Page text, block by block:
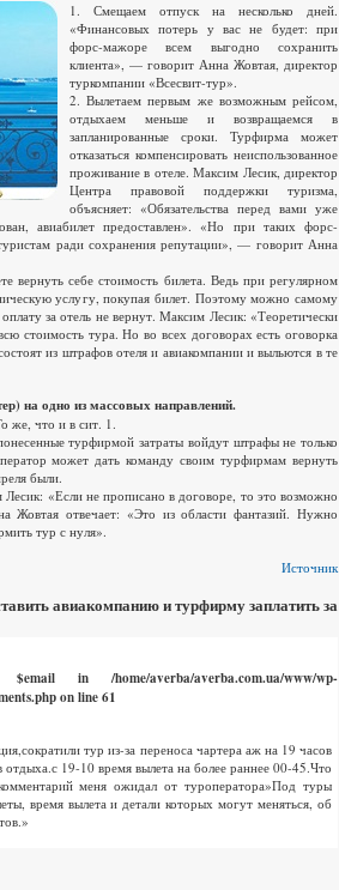
1. Смещаем отпуск на несколько дней.
«Финансовых потерь у вас не будет: при
форс-мажоре всем выгодно сохранить
клиента», — говорит Анна Жовтая, директор
туркомпании «Всесвит-тур».
2. Вылетаем первым же возможным рейсом,
отдыхаем меньше и возвращаемся в
запланированные сроки. Турфирма может
отказаться компенсировать неиспользованное
проживание в отеле. Максим Лесик, директор
Центра правовой поддержки туризма,
объясняет: «Обязательства перед вами уже
авиабилет предоставлен». «Но при таких форс-
ради сохранения репутации», — говорит Анна
вернуть себе стоимость билета. Ведь при регулярном
услугу, покупая билет. Поэтому можно самому
за отель не вернут. Максим Лесик: «Теоретически
стоимость тура. Но во всех договорах есть оговорка
из штрафов отеля и авиакомпании и выльются в те
на одно из массовых направлений.
же, что и в сит. 1.
турфирмой затраты войдут штрафы не только
может дать команду своим турфирмам вернуть
были.
«Если не прописано в договоре, то это возможно
отвечает: «Это из области фантазий. Нужно
тур с нуля».
Источник
авиакомпанию и турфирму заплатить за
$email in /home/averba/averba.com.ua/www/wp-
on line61
тур из-за переноса чартера аж на 19 часов
19-10 время вылета на более раннее 00-45.Что
меня ожидал от туроператора»Под туры
время вылета и детали которых могут меняться, об